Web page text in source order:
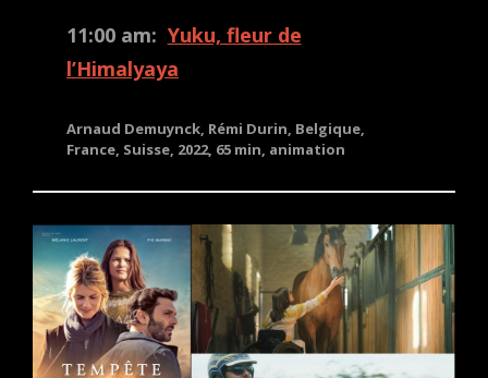
11:00 am: Yuku, fleur de
l’Himalyaya
Arnaud Demuynck, Rémi Durin, Belgique,
France, Suisse, 2022, 65 min, animation